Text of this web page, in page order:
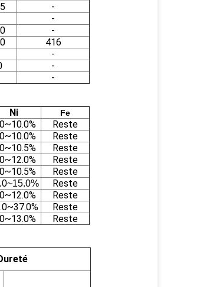
-
-
-
416
-
-
-
Ni Fe
Reste
Reste
Reste
Reste
Reste
Reste
Reste
Reste
Reste